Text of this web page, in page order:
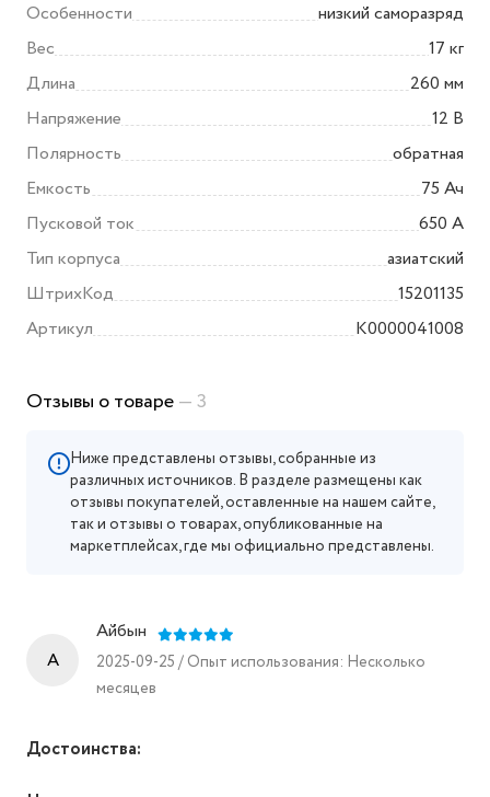
Особенности
низкий саморазряд
Вес
17 кг
Длина
260 мм
Напряжение
12 В
Полярность
обратная
Емкость
75 Ач
Пусковой ток
650 А
Тип корпуса
азиатский
ШтрихКод
15201135
Артикул
K0000041008
Отзывы о товаре— 3
Ниже представлены отзывы, собранные из
различных источников. В разделе размещены как
отзывы покупателей, оставленные на нашем сайте,
так и отзывы о товарах, опубликованные на
маркетплейсах, где мы официально представлены.
A
Айбын
2025-09-25 / Опыт использования: Несколько
месяцев
Достоинства: